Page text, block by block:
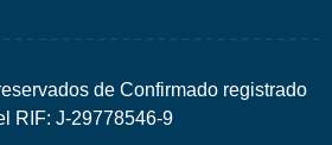
de Confirmado registrado
RIF: J-29778546-9